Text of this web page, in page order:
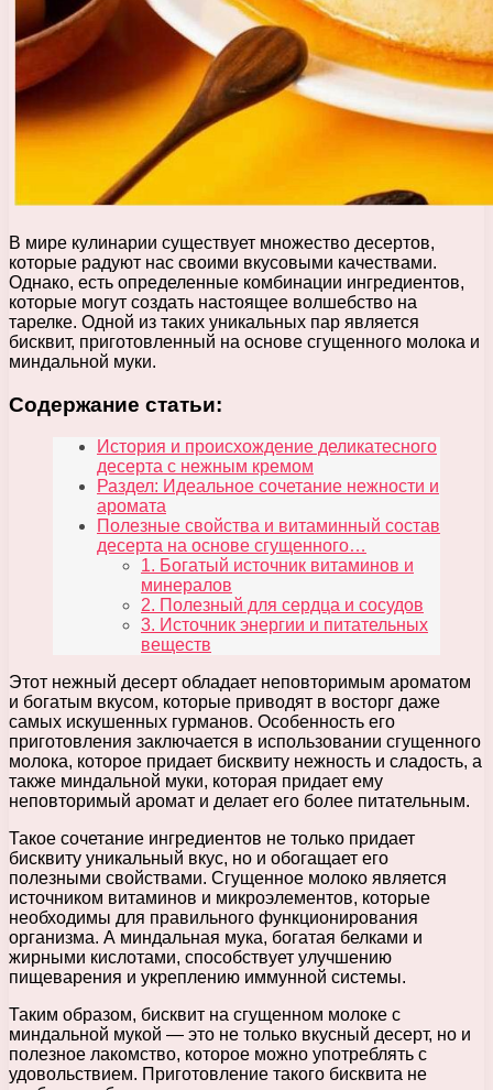
В мире кулинарии существует множество десертов,
которые радуют нас своими вкусовыми качествами.
Однако, есть определенные комбинации ингредиентов,
которые могут создать настоящее волшебство на
тарелке. Одной из таких уникальных пар является
бисквит, приготовленный на основе сгущенного молока и
миндальной муки.
Содержание статьи:
История и происхождение деликатесного
десерта с нежным кремом
Раздел: Идеальное сочетание нежности и
аромата
Полезные свойства и витаминный состав
десерта на основе сгущенного…
1. Богатый источник витаминов и
минералов
2. Полезный для сердца и сосудов
3. Источник энергии и питательных
веществ
Этот нежный десерт обладает неповторимым ароматом
и богатым вкусом, которые приводят в восторг даже
самых искушенных гурманов. Особенность его
приготовления заключается в использовании сгущенного
молока, которое придает бисквиту нежность и сладость, а
также миндальной муки, которая придает ему
неповторимый аромат и делает его более питательным.
Такое сочетание ингредиентов не только придает
бисквиту уникальный вкус, но и обогащает его
полезными свойствами. Сгущенное молоко является
источником витаминов и микроэлементов, которые
необходимы для правильного функционирования
организма. А миндальная мука, богатая белками и
жирными кислотами, способствует улучшению
пищеварения и укреплению иммунной системы.
Таким образом, бисквит на сгущенном молоке с
миндальной мукой — это не только вкусный десерт, но и
полезное лакомство, которое можно употреблять с
удовольствием. Приготовление такого бисквита не